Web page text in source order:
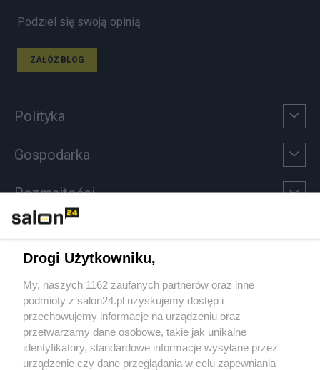
Podziel się swoją opinią
ZAŁÓŻ BLOG
Polityka
Gospodarka
Rozmaitości
Sport
Społeczeństwo
Kultura
Drogi Użytkowniku,
My, naszych 1162 zaufanych partnerów oraz inne
podmioty z salon24.pl uzyskujemy dostęp i
przechowujemy informacje na urządzeniu oraz
przetwarzamy dane osobowe, takie jak unikalne
identyfikatory, standardowe informacje wysyłane przez
urządzenie czy dane przeglądania w celu zapewniania